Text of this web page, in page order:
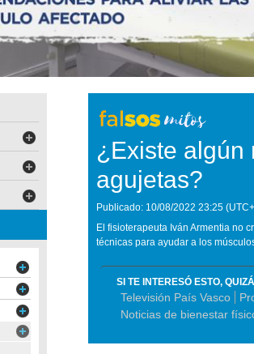
¿Existe algún
agujetas?
Publicado: 10/08/2022 23:25
El fisioterapeuta Iván Armentia no
técnicas para ayudar a los
SI TE INTERESÓ ESTO,
Televisión País Vasco
Noticias de bienestar